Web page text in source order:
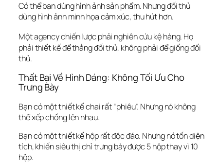
Có thể bạn dùng hình ảnh sản phẩm. Nhưng đối thủ
dùng hình ảnh minh họa cảm xúc, thu hút hơn.
Một agency chiến lược phải nghiên cứu kệ hàng. Họ
phải thiết kế để thắng đối thủ, không phải để giống đối
thủ.
Thất Bại Về Hình Dáng: Không Tối Ưu Cho
Trưng Bày
Bạn có một thiết kế chai rất “phiêu”. Nhưng nó không
thể xếp chồng lên nhau.
Bạn có một thiết kế hộp rất độc đáo. Nhưng nó tốn diện
tích, khiến siêu thị chỉ trưng bày được 5 hộp thay vì 10
hộp.